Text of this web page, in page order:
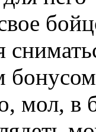
мол, в